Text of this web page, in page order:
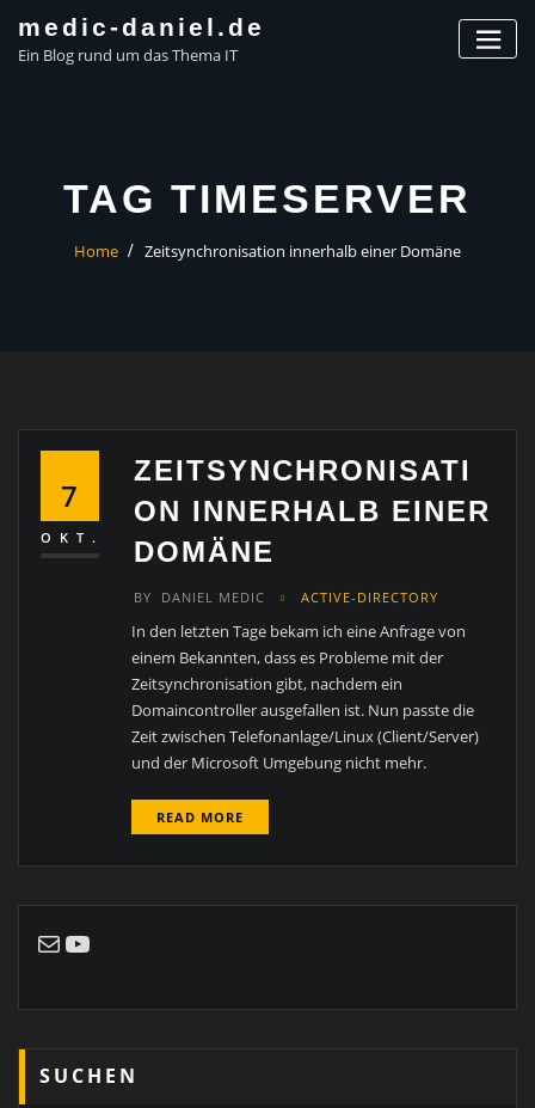
content
medic-daniel.de
Ein Blog rund um das Thema IT
TAG TIMESERVER
Home Zeitsynchronisation innerhalb einer Domäne
7
OKT.
ZEITSYNCHRONISATI
ON INNERHALB EINER
DOMÄNE
BY DANIEL MEDIC ACTIVE-DIRECTORY
In den letzten Tage bekam ich eine Anfrage von
einem Bekannten, dass es Probleme mit der
Zeitsynchronisation gibt, nachdem ein
Domaincontroller ausgefallen ist. Nun passte die
Zeit zwischen Telefonanlage/Linux (Client/Server)
und der Microsoft Umgebung nicht mehr.
READ MORE
E-MailYouTube
SUCHEN